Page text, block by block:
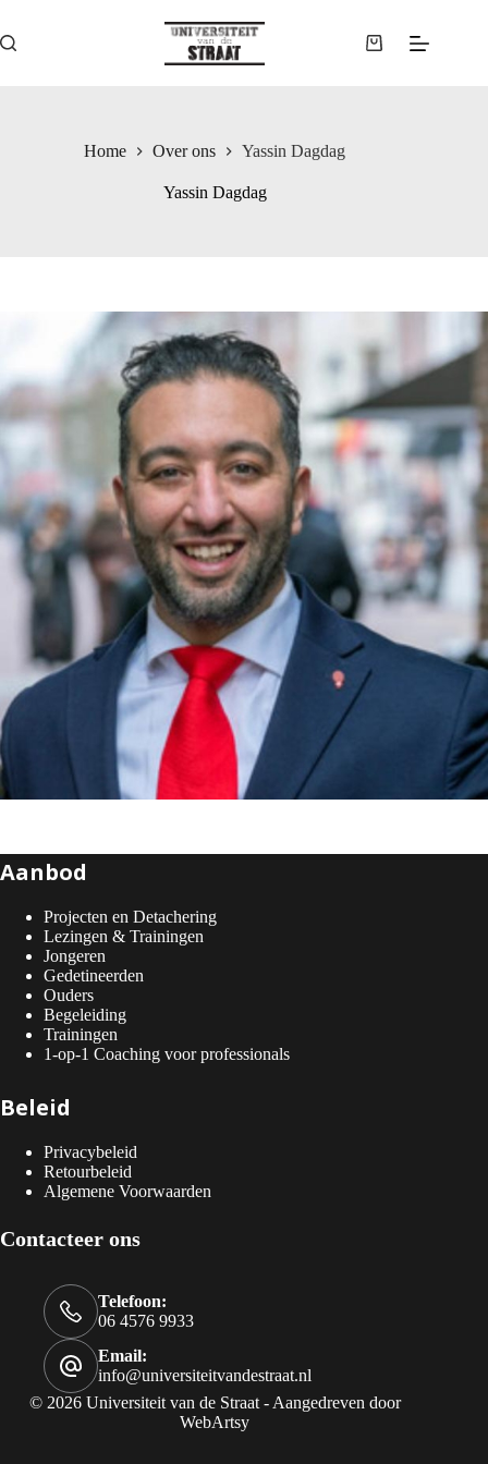
de
Winkelwagen
Home Over ons Yassin Dagdag
Yassin Dagdag
Aanbod
Projecten en Detachering
Lezingen & Trainingen
Jongeren
Gedetineerden
Ouders
Begeleiding
Trainingen
1-op-1 Coaching voor professionals
Beleid
Privacybeleid
Retourbeleid
Algemene Voorwaarden
Contacteer ons
Telefoon:
06 4576 9933
Email:
info@universiteitvandestraat.nl
© 2026 Universiteit van de Straat - Aangedreven door
WebArtsy